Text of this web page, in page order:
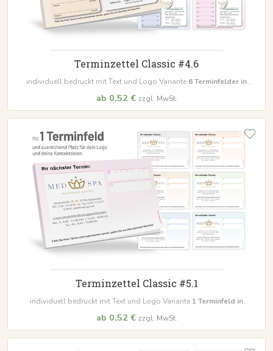
Terminzettel Classic #4.6
individuell bedruckt mit Text und Logo Variante 6Terminfelder in
ab 0,52 € zzgl. MwSt.
Terminzettel Classic #5.1
individuell bedruckt mit Text und Logo Variante 1 Terminfeld in
ab 0,52 € zzgl. MwSt.